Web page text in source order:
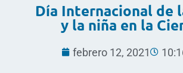
Día Internacional de
y la niña en la
febrero 12, 2021